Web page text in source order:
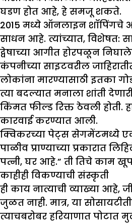
घडण होत आहे, हे समजू शकते.
2015 मध्ये ऑनलाइन शॉपिंगचे
साधन आहे. त्यांच्यात, विशेषत:
द्वेषाच्या आगीत होरपळून
कंपनीच्या साइटवरील
लोकांना मारण्यासाठी इतका
त्या बदल्यात मनाला शांती
किंमत फील्ड रिक्त ठेवली होती.
कारवाई करण्यात आली.
क्विकरच्या पेट्स सेगमेंटमध्ये
पाळीव प्राण्याच्या प्रकारात
पत्नी, घर आहे.” ती तिचे काम
काहीही विकण्याची संस्कृती
ही काय नात्याची व्याख्या आहे,
जुळत नाही. मात्र, या
त्याचबरोबर हरियाणात पोटात